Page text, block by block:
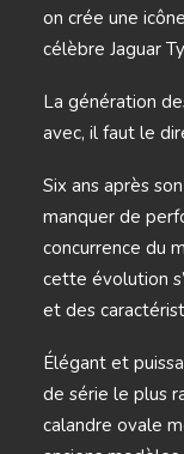
on crée une
célèbre Jaguar
La génération
avec, il faut le
Six ans après
manquer de
concurrence du
cette évolution
et des
Élégant et
de série le plus
calandre ovale